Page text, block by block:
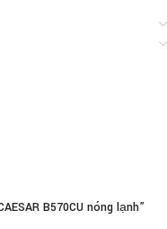
B570CU nóng lạnh”